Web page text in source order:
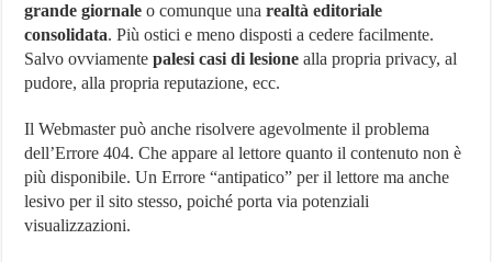
grande giornale o comunque una realtà editoriale
consolidata. Più ostici e meno disposti a cedere facilmente.
Salvo ovviamentepalesi casi di lesione alla propria privacy, al
pudore, alla propria reputazione, ecc.
Il Webmaster può anche risolvere agevolmente il problema
dell’Errore 404. Che appare al lettore quanto il contenuto non è
più disponibile. Un Errore “antipatico” per il lettore ma anche
lesivo per il sito stesso, poiché porta via potenziali
visualizzazioni.